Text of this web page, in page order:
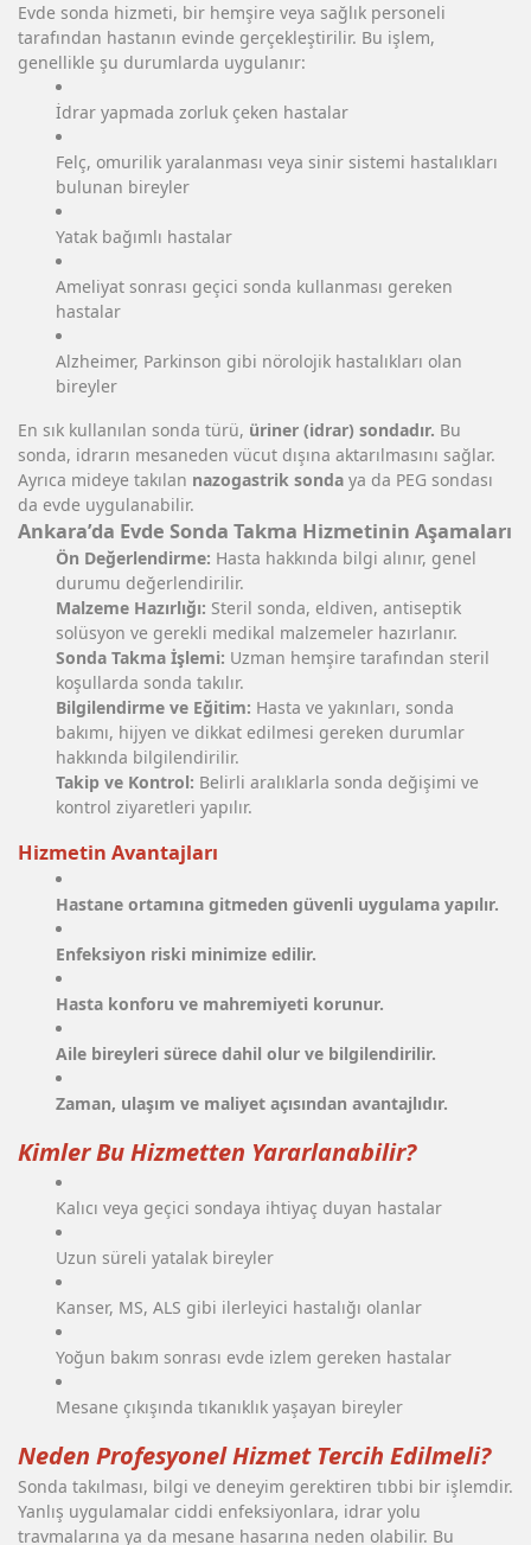
Evde sonda hizmeti, bir hemşire veya sağlık personeli
tarafından hastanın evinde gerçekleştirilir. Bu işlem,
genellikle şu durumlarda uygulanır:
İdrar yapmada zorluk çeken hastalar
Felç, omurilik yaralanması veya sinir sistemi hastalıkları
bulunan bireyler
Yatak bağımlı hastalar
Ameliyat sonrası geçici sonda kullanması gereken
hastalar
Alzheimer, Parkinson gibi nörolojik hastalıkları olan
bireyler
En sık kullanılan sonda türü, üriner (idrar) sondadır. Bu
sonda, idrarın mesaneden vücut dışına aktarılmasını sağlar.
Ayrıca mideye takılan nazogastrik sonda ya da PEG sondası
da evde uygulanabilir.
Ankara’da Evde Sonda Takma Hizmetinin Aşamaları
Ön Değerlendirme: Hasta hakkında bilgi alınır, genel
durumu değerlendirilir.
Malzeme Hazırlığı: Steril sonda, eldiven, antiseptik
solüsyon ve gerekli medikal malzemeler hazırlanır.
Sonda Takma İşlemi: Uzman hemşire tarafından steril
koşullarda sonda takılır.
Bilgilendirme ve Eğitim: Hasta ve yakınları, sonda
bakımı, hijyen ve dikkat edilmesi gereken durumlar
hakkında bilgilendirilir.
Takip ve Kontrol: Belirli aralıklarla sonda değişimi ve
kontrol ziyaretleri yapılır.
Hizmetin Avantajları
Hastane ortamına gitmeden güvenli uygulama yapılır.
Enfeksiyon riski minimize edilir.
Hasta konforu ve mahremiyeti korunur.
Aile bireyleri sürece dahil olur ve bilgilendirilir.
Zaman, ulaşım ve maliyet açısından avantajlıdır.
Kimler Bu Hizmetten Yararlanabilir?
Kalıcı veya geçici sondaya ihtiyaç duyan hastalar
Uzun süreli yatalak bireyler
Kanser, MS, ALS gibi ilerleyici hastalığı olanlar
Yoğun bakım sonrası evde izlem gereken hastalar
Mesane çıkışında tıkanıklık yaşayan bireyler
Neden Profesyonel Hizmet Tercih Edilmeli?
Sonda takılması, bilgi ve deneyim gerektiren tıbbi bir işlemdir.
Yanlış uygulamalar ciddi enfeksiyonlara, idrar yolu
travmalarına ya da mesane hasarına neden olabilir. Bu